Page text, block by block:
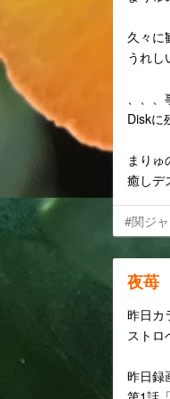
久々に
うれ
、、、
Diskに
まり
癒しデ
#関ジ
夜苺
昨日カ
ストロ
昨日録